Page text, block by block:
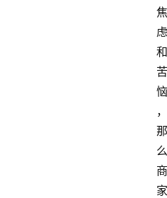
焦
虑
和
苦
恼
，
那
么
商
家